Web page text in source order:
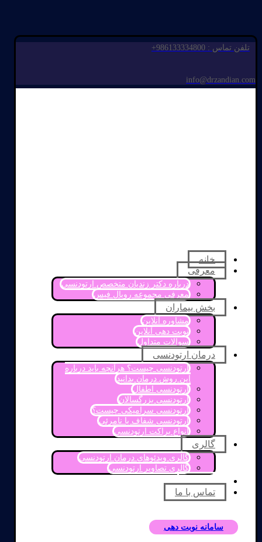
تلفن تماس : 986133334800+
info@drzandian.com
خانه
معرفی
درباره دکتر زندیان متخصص ارتودنسی
معرفی مجموعه رویال فیس
بخش بیماران
مشاوره آنلاین
نوبت دهی آنلاین
سوالات متداول
درمان ارتودنسی
ارتودنسی چیست؟ هرآنچه باید درباره
این روش درمان بدانید
ارتودنسی اطفال
ارتودنسی بزرگسالان
ارتودنسی سرامیکی چیست؟
ارتودنسی شفاف یا نامرئی
انواع براکت ارتودنسی
گالری
گالری ویدئوهای درمان ارتودنسی
گالری تصاویر ارتودنسی
مقالات
تماس با ما
سامانه نوبت دهی